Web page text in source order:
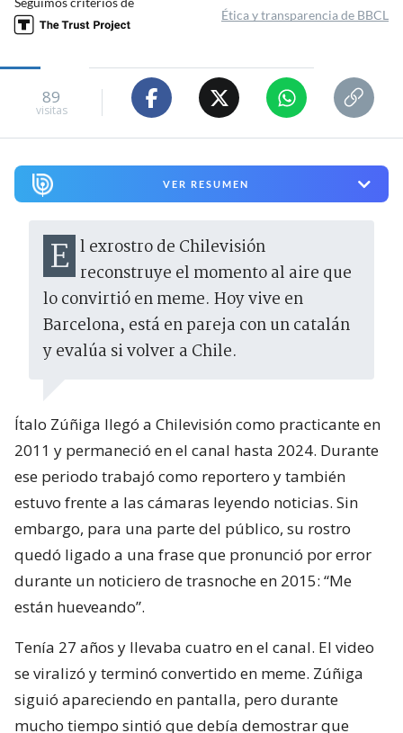
Ética y transparencia de BBCL
89
visitas
VER RESUMEN
El exrostro de Chilevisión reconstruye el momento al aire que
lo convirtió en meme. Hoy vive en
Barcelona, está en pareja con un catalán
y evalúa si volver a Chile.
Ítalo Zúñiga llegó a Chilevisión como practicante en
2011 y permaneció en el canal hasta 2024. Durante
ese periodo trabajó como reportero y también
estuvo frente a las cámaras leyendo noticias. Sin
embargo, para una parte del público, su rostro
quedó ligado a una frase que pronunció por error
durante un noticiero de trasnoche en 2015: “Me
están hueveando”.
Tenía 27 años y llevaba cuatro en el canal. El video
se viralizó y terminó convertido en meme. Zúñiga
siguió apareciendo en pantalla, pero durante
mucho tiempo sintió que debía demostrar que